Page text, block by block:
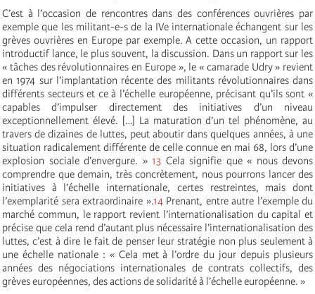
C’est à l’occasion de rencontres dans des conférences ouvrières par
exemple que les militant-e-s de la IVe internationale échangent sur les
grèves ouvrières en Europe par exemple. A cette occasion, un rapport
introductif lance, le plus souvent, la discussion. Dans un rapport sur les
« tâches des révolutionnaires en Europe », le « camarade Udry » revient
en 1974 sur l’implantation récente des militants révolutionnaires dans
différents secteurs et ce à l’échelle européenne, précisant qu’ils sont «
capables d’impulser directement des initiatives d’un niveau
exceptionnellement élevé. […] La maturation d’un tel phénomène, au
travers de dizaines de luttes, peut aboutir dans quelques années, à une
situation radicalement différente de celle connue en mai 68, lors d’une
explosion sociale d’envergure. » 13 Cela signifie que « nous devons
comprendre que demain, très concrètement, nous pourrons lancer des
initiatives à l’échelle internationale, certes restreintes, mais dont
l’exemplarité sera extraordinaire ».14Prenant, entre autre l’exemple du
marché commun, le rapport revient l’internationalisation du capital et
précise que cela rend d’autant plus nécessaire l’internationalisation des
luttes, c’est à dire le fait de penser leur stratégie non plus seulement à
une échelle nationale : « Cela met à l’ordre du jour depuis plusieurs
années des négociations internationales de contrats collectifs, des
grèves européennes, des actions de solidarité à l’échelle européenne. »